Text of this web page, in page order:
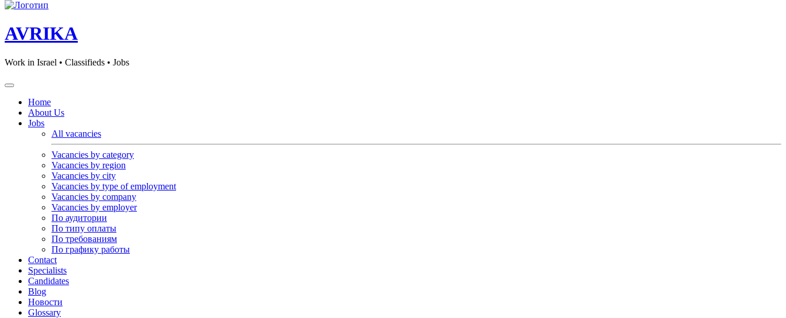
AVRIKA
Work in Israel • Classifieds • Jobs
Home
About Us
Jobs
All vacancies
Vacancies by category
Vacancies by region
Vacancies by city
Vacancies by type of employment
Vacancies by company
Vacancies by employer
По аудитории
По типу оплаты
По требованиям
По графику работы
Contact
Specialists
Candidates
Blog
Новости
Glossary